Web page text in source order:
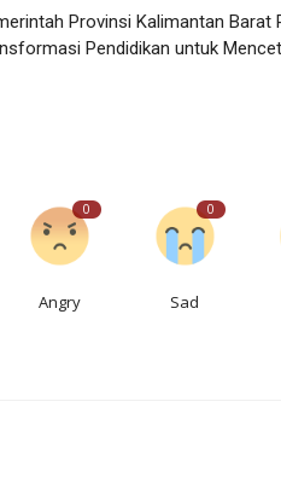
Provinsi Kalimantan Barat
Pendidikan untuk
0
Angry
0
Sad